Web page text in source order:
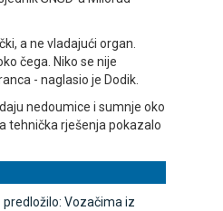
a ne vladajući organ.
čega. Niko se nije
- naglasio je Dodik.
nedoumice i sumnje oko
tehnička rješenja pokazalo
Vozačima iz